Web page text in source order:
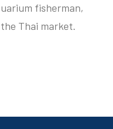
fisherman,
Thai market.